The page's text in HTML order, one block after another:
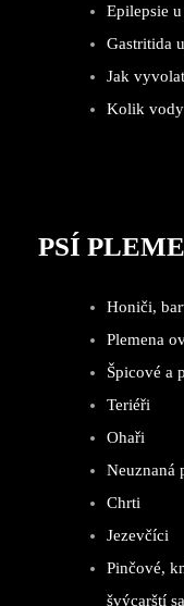
Epilepsie u
Gastritida
Jak
Kolik vody
PSÍ
Honiči,
Plemena
Špicové a
Teriéři
Ohaři
Neuznaná
Chrti
Jezevčíci
Pinčové,
švýcarští